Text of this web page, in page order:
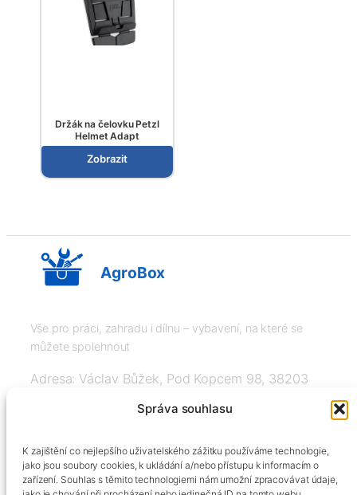
Správa souhlasu
K zajištění co nejlepšího uživatelského zážitku používáme technologie,
jako jsou soubory cookies, k ukládání a/nebo přístupu k informacím o
zařízení. Souhlas s těmito technologiemi nám umožní zpracovávat údaje,
Držák na čelovku Petzl
Helmet Adapt
Zobrazit
AgroBox
Vše pro práci, zahradu i dílnu – vybavení, na které se
můžete spolehnout
Adresa: Václav Bůžek, Pod Kopcem 98, 38203
+420606334248, info@agrobox.cz